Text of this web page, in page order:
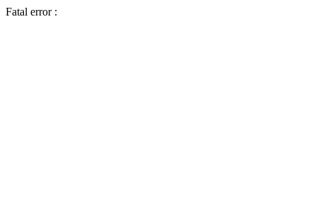
Fatal error :